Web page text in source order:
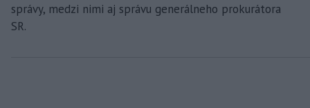
správy, medzi nimi aj správu generálneho prokurátora
SR.